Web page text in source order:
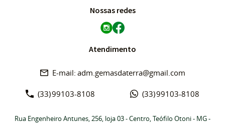
Nossas redes
Atendimento
(33)99103-8108 (33)99103-8108
adm.gemasdaterra@gmail.com
Rua Engenheiro Antunes, 256, loja 03-Centro, Teófilo Otoni- MG-